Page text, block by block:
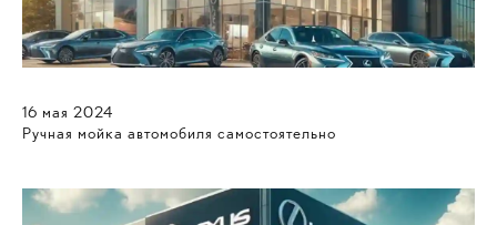
16 мая 2024
Ручная мойка автомобиля самостоятельно